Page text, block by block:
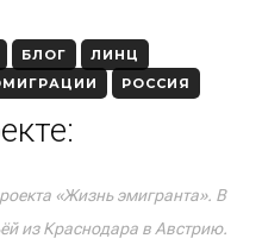
БЛОГ
ЛИНЦ
РОССИЯ
«Жизнь эмигранта». В
из Краснодара в Австрию.